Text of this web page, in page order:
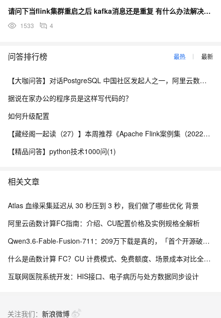
请问下当flink集群重启之后 kafka消息还是重复 有什么办法解决吗 kafka sink 已设
1533 4
问答排行榜 最热 最新
【大咖问答】对话PostgreSQL 中国社区发起人之一，阿里云数据库高级专家 德哥
据说在家办公的程序员是这样写代码的？
如何升级配置
【藏经阁一起读（27）】本周推荐《Apache Flink案例集（2022版）》，你有哪些心得？
【精品问答】python技术1000问(1)
相关文章
Atlas 血缘采集延迟从 30 秒压到 3 秒，我们做了哪些优化 背景
阿里云函数计算FC指南：介绍、CU配置价格及实例规格全解析
Qwen3.6-Fable-Fusion-711：209万下载是真的，「首个开源破700」得另说
什么是函数计算 FC？CU 计费模式、免费额度、场景成本对比全说明
互联网医院系统开发：HIS接口、电子病历与处方数据同步设计
关注我们： 新浪微博